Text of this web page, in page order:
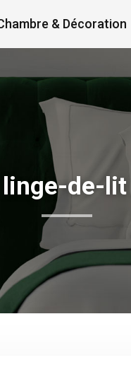
& Décoration
linge-de-lit